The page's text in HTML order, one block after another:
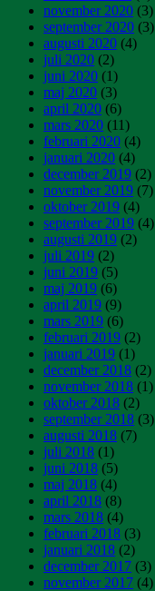
november 2020 (3)
september 2020 (3)
augusti 2020 (4)
juli 2020 (2)
juni 2020 (1)
maj 2020 (3)
april 2020 (6)
mars 2020 (11)
februari 2020 (4)
januari 2020 (4)
december 2019 (2)
november 2019 (7)
oktober 2019 (4)
september 2019 (4)
augusti 2019 (2)
juli 2019 (2)
juni 2019 (5)
maj 2019 (6)
april 2019 (9)
mars 2019 (6)
februari 2019 (2)
januari 2019 (1)
december 2018 (2)
november 2018 (1)
oktober 2018 (2)
september 2018 (3)
augusti 2018 (7)
juli 2018 (1)
juni 2018 (5)
maj 2018 (4)
april 2018 (8)
mars 2018 (4)
februari 2018 (3)
januari 2018 (2)
december 2017 (3)
november 2017 (4)